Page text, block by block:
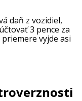
daň z vozidiel,
3 pence za
vyjde asi